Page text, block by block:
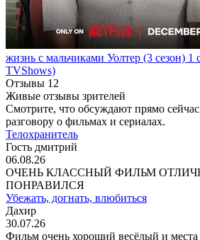
жизнь с мальчиками Уолтер (3 сезон) 1
TVShows)
Отзывы 12
Живые отзывы зрителей
Смотрите, что обсуждают прямо
разговору о фильмах и сериалах.
Телохранитель
Гость дмитрий
06.08.26
ОЧЕНЬ КЛАССНЫЙ ФИЛЬМ
ПОНРАВИЛСЯ
Убежать, догнать, влюбиться
Дахир
30.07.26
Фильм очень хороший весёлый и места